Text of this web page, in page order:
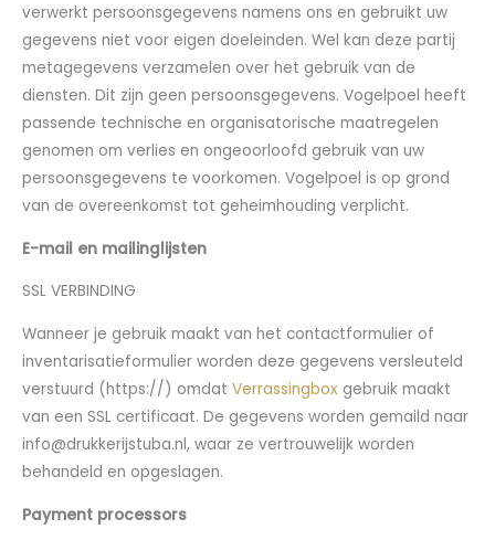
verwerkt persoonsgegevens namens ons en gebruikt uw
gegevens niet voor eigen doeleinden. Wel kan deze partij
metagegevens verzamelen over het gebruik van de
diensten. Dit zijn geen persoonsgegevens. Vogelpoel heeft
passende technische en organisatorische maatregelen
genomen om verlies en ongeoorloofd gebruik van uw
persoonsgegevens te voorkomen. Vogelpoel is op grond
van de overeenkomst tot geheimhouding verplicht.
E-mail en mailinglijsten
SSL VERBINDING
Wanneer je gebruik maakt van het contactformulier of
inventarisatieformulier worden deze gegevens versleuteld
verstuurd (https://) omdat Verrassingbox gebruik maakt
van een SSL certificaat. De gegevens worden gemaild naar
info@drukkerijstuba.nl, waar ze vertrouwelijk worden
behandeld en opgeslagen.
Payment processors